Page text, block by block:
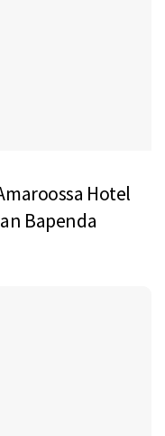
Hotel
Bapenda